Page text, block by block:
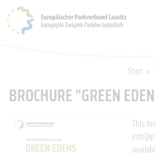
Start >
BROCHURE "GREEN
This